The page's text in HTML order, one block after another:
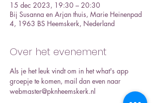
15 dec 2023, 19:30 – 20:30
Bij Susanna en Arjan thuis, Marie Heinenpad
4, 1963 BS Heemskerk, Nederland
Over het evenement
Als je het leuk vindt om in het what's app
groepje te komen, mail dan even naar
webmaster@pknheemskerk.nl